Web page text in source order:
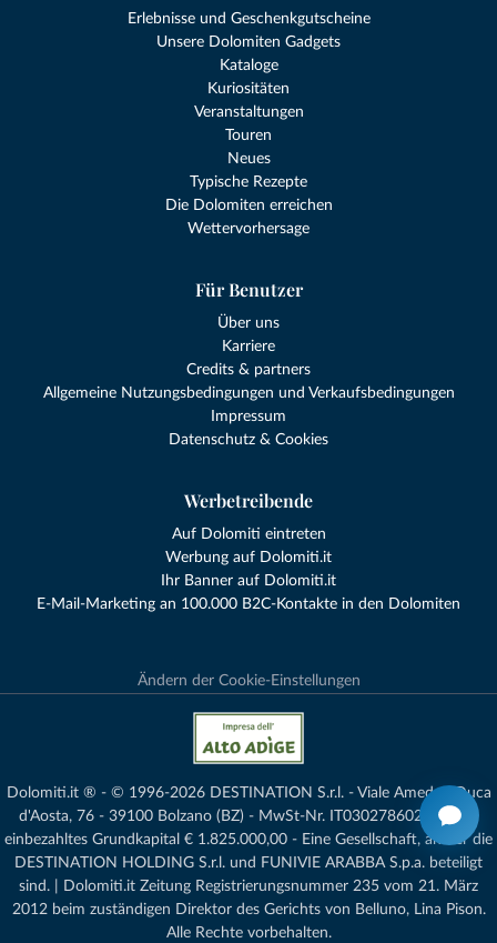
Erlebnisse und Geschenkgutscheine
Unsere Dolomiten Gadgets
Kataloge
Kuriositäten
Veranstaltungen
Touren
Neues
Typische Rezepte
Die Dolomiten erreichen
Wettervorhersage
Für Benutzer
Über uns
Karriere
Credits & partners
Allgemeine Nutzungsbedingungen und Verkaufsbedingungen
Impressum
Datenschutz & Cookies
Werbetreibende
Auf Dolomiti eintreten
Werbung auf Dolomiti.it
Ihr Banner auf Dolomiti.it
E-Mail-Marketing an 100.000 B2C-Kontakte in den Dolomiten
Ändern der Cookie-Einstellungen
Dolomiti.it ® - © 1996-2026 DESTINATION S.r.l. - Viale Amedeo Duca
d'Aosta, 76 - 39100 Bolzano (BZ) - MwSt-Nr. IT03027860216 - voll
einbezahltes Grundkapital € 1.825.000,00 - Eine Gesellschaft, an der die
DESTINATION HOLDING S.r.l. und FUNIVIE ARABBA S.p.a. beteiligt
sind. | Dolomiti.it Zeitung Registrierungsnummer 235 vom 21. März
2012 beim zuständigen Direktor des Gerichts von Belluno, Lina Pison.
Alle Rechte vorbehalten.